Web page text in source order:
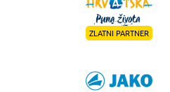
ZLATNI PARTNER